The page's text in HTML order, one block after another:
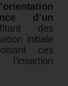
d’un
des
initiale
ces